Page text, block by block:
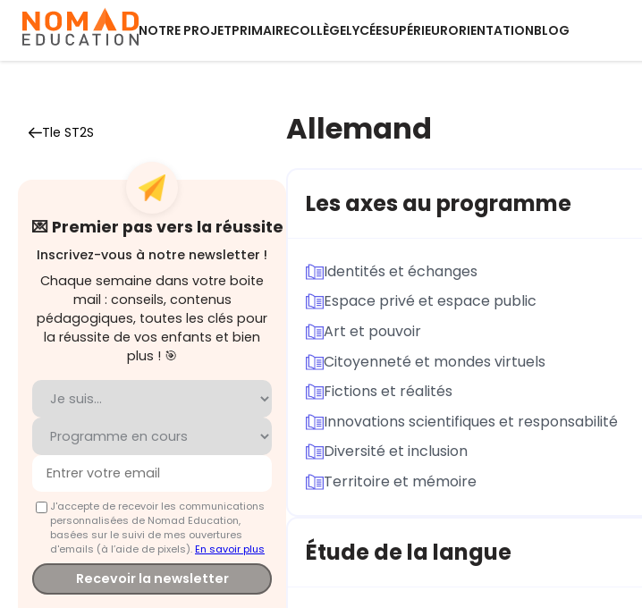
NOTRE PROJETPRIMAIRECOLLÈGELYCÉESUPÉRIEURORIENTATIONBLOG
Tle ST2S
💌 Premier pas vers la réussite
Inscrivez-vous à notre newsletter !
Chaque semaine dans votre boite
mail : conseils, contenus
pédagogiques, toutes les clés pour
la réussite de vos enfants et bien
plus ! 🎯
J'accepte de recevoir les communications
personnalisées de Nomad Education,
basées sur le suivi de mes ouvertures
d'emails (à l’aide de pixels).En savoir plus
Recevoir la newsletter
Allemand
Les axes au programme
Identités et échanges
Espace privé et espace public
Art et pouvoir
Citoyenneté et mondes virtuels
Fictions et réalités
Innovations scientifiques et responsabilité
Diversité et inclusion
Territoire et mémoire
Étude de la langue